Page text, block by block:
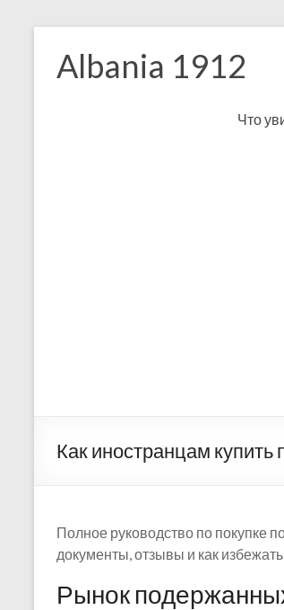
content
Albania 1912
Что
Как иностранцам
Полное руководство по покупке
документы, отзывы и как
Рынок